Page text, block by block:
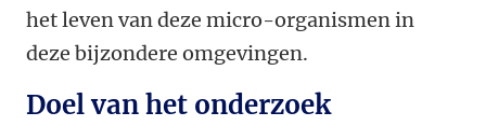
het leven van deze micro-organismen in
deze bijzondere omgevingen.
Doel van het onderzoek